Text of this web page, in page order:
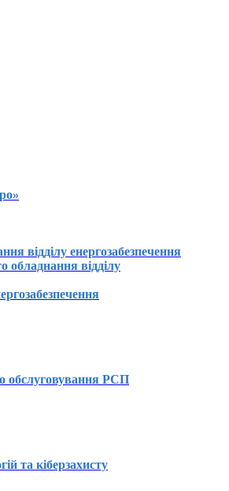
відділу енергозабезпечення
обладнання відділу
обслуговування РСП
та кіберзахисту